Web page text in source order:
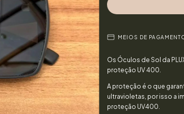
MEIOS DE
Os Óculos de Sol da
proteção UV 400.
A proteção é o que
ultravioletas, por isso a
proteção UV400.